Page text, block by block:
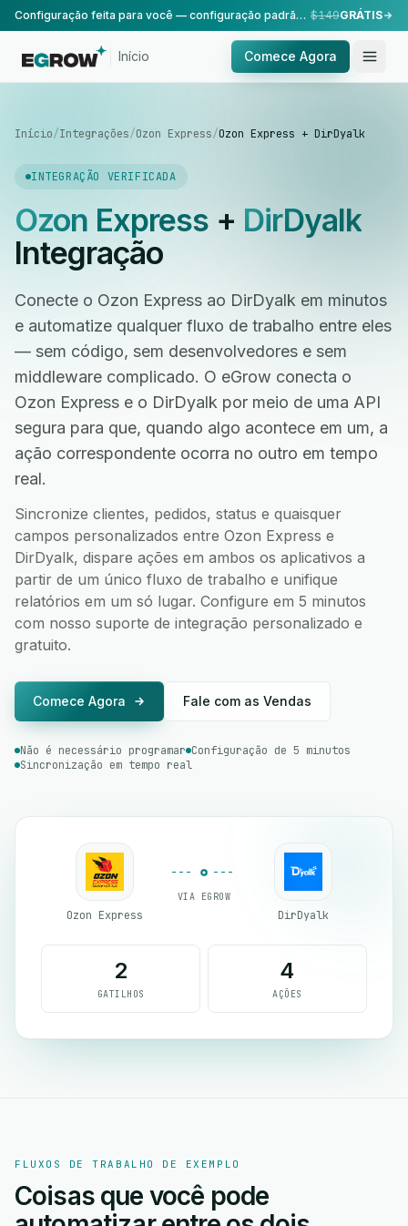
Configuração feita para você — configuração padrão, realizada pela nossa equipe. $149GRÁTIS
Início Comece Agora
Início/Integrações/Ozon Express/Ozon Express + DirDyalk
INTEGRAÇÃO VERIFICADA
Ozon Express+ DirDyalk
Integração
Conecte o Ozon Express ao DirDyalk em minutos
e automatize qualquer fluxo de trabalho entre eles
— sem código, sem desenvolvedores e sem
middleware complicado. O eGrow conecta o
Ozon Express e o DirDyalk por meio de uma API
segura para que, quando algo acontece em um, a
ação correspondente ocorra no outro em tempo
real.
Sincronize clientes, pedidos, status e quaisquer
campos personalizados entre Ozon Express e
DirDyalk, dispare ações em ambos os aplicativos a
partir de um único fluxo de trabalho e unifique
relatórios em um só lugar. Configure em 5 minutos
com nosso suporte de integração personalizado e
gratuito.
Comece Agora Fale com as Vendas
Não é necessário programar Configuração de 5 minutos
Sincronização em tempo real
Ozon Express
VIA EGROW
DirDyalk
2
GATILHOS
4
AÇÕES
FLUXOS DE TRABALHO DE EXEMPLO
Coisas que você pode